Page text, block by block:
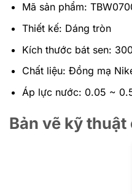
Mã sản phẩm:
Thiết kế: Dáng tròn
Kích thước bát sen:
Chất liệu: Đồng mạ
Áp lực nước: 0.05 ~
Bản vẽ kỹ thuật